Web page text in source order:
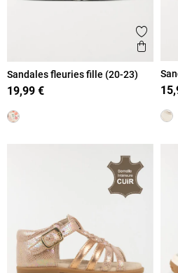
Ajouter
Sandales fleuries fille (20-23)
19,99 €